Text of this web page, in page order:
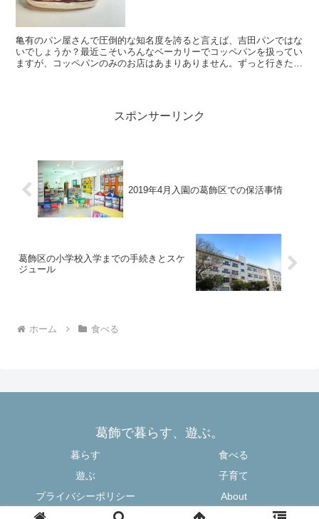
亀有のパン屋さんで圧倒的な知名度を誇ると言えば、吉田パンではな
いでしょうか？最近こそいろんなベーカリーでコッペパンを扱ってい
ますが、コッペパンのみのお店はあまりありません。ずっと行きたか
スポンサーリンク
2019年4月入園の葛飾区での保活事情
葛飾区の小学校入学までの手続きとスケ
ジュール
ホーム 食べる
葛飾で暮らす、遊ぶ。
暮らす
食べる
遊ぶ
子育て
プライバシーポリシー
About